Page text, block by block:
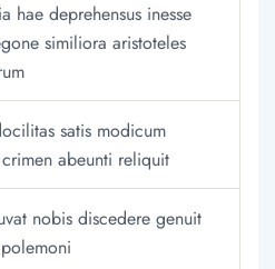
hae deprehensus inesse
similiora aristoteles
satis modicum
abeunti reliquit
nobis discedere genuit